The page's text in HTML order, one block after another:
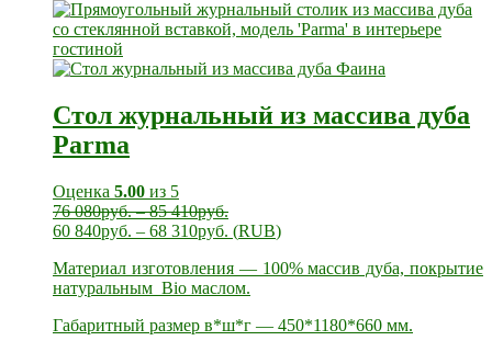
Стол журнальный из массива дуба
Parma
Оценка 5.00 из 5
76 080руб.–85 410руб.
60 840руб. – 68 310руб. (RUB)
Материал изготовления — 100% массив дуба, покрытие
натуральным Bio маслом.
Габаритный размер в*ш*г — 450*1180*660 мм.